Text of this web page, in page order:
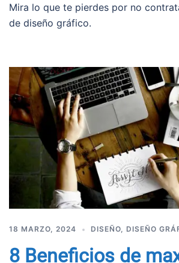
Mira lo que te pierdes por no
de diseño gráfico.
18 MARZO, 2024 DISEÑO DISEÑO
8 Beneficios de